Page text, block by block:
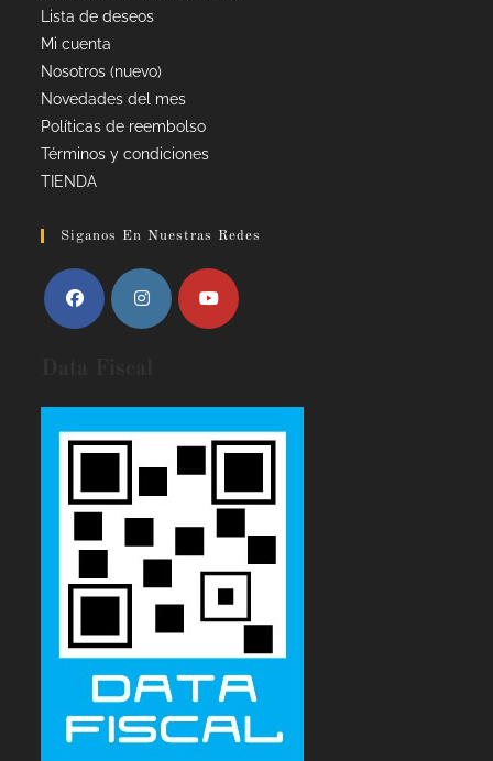
Lista de deseos
Mi cuenta
Nosotros (nuevo)
Novedades del mes
Políticas de reembolso
Términos y condiciones
TIENDA
Siganos En Nuestras Redes